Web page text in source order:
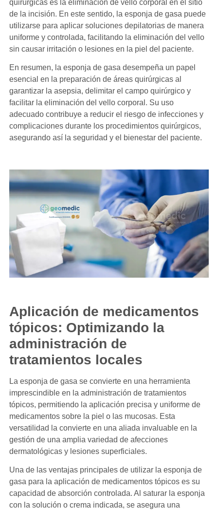
quirúrgicas es la eliminación de vello corporal en el sitio
de la incisión. En este sentido, la esponja de gasa puede
utilizarse para aplicar soluciones depilatorias de manera
uniforme y controlada, facilitando la eliminación del vello
sin causar irritación o lesiones en la piel del paciente.
En resumen, la esponja de gasa desempeña un papel
esencial en la preparación de áreas quirúrgicas al
garantizar la asepsia, delimitar el campo quirúrgico y
facilitar la eliminación del vello corporal. Su uso
adecuado contribuye a reducir el riesgo de infecciones y
complicaciones durante los procedimientos quirúrgicos,
asegurando así la seguridad y el bienestar del paciente.
Aplicación de medicamentos
tópicos: Optimizando la
administración de
tratamientos locales
La esponja de gasa se convierte en una herramienta
imprescindible en la administración de tratamientos
tópicos, permitiendo la aplicación precisa y uniforme de
medicamentos sobre la piel o las mucosas. Esta
versatilidad la convierte en una aliada invaluable en la
gestión de una amplia variedad de afecciones
dermatológicas y lesiones superficiales.
Una de las ventajas principales de utilizar la esponja de
gasa para la aplicación de medicamentos tópicos es su
capacidad de absorción controlada. Al saturar la esponja
con la solución o crema indicada, se asegura una